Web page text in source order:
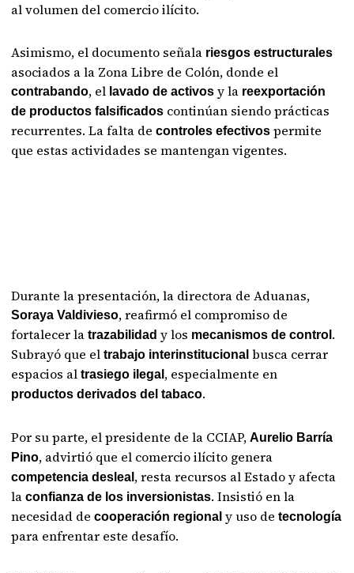
al volumen del comercio ilícito.
Asimismo, el documento señala riesgos estructurales
asociados a la Zona Libre de Colón, donde el
contrabando, el lavado de activos y la reexportación
de productos falsificados continúan siendo prácticas
recurrentes. La falta decontroles efectivos permite
que estas actividades se mantengan vigentes.
Durante la presentación, la directora de Aduanas,
Soraya Valdivieso, reafirmó el compromiso de
fortalecer latrazabilidad y los mecanismos de control .
Subrayó que eltrabajo interinstitucional busca cerrar
espacios altrasiego ilegal , especialmente en
productos derivados del tabaco.
Por su parte, el presidente de la CCIAP,Aurelio Barría
Pino, advirtió que el comercio ilícito genera
competencia desleal , resta recursos al Estado y afecta
laconfianza de los inversionistas. Insistió en la
necesidad decooperación regional y uso detecnología
para enfrentar este desafío.